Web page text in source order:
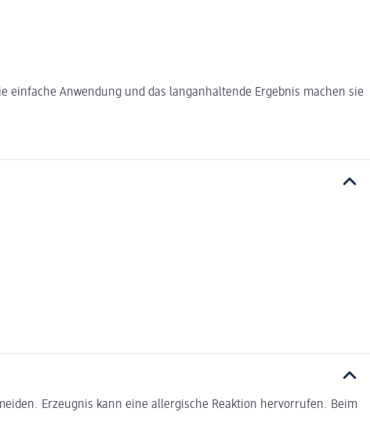
einfache Anwendung und das langanhaltende Ergebnis machen sie
Erzeugnis kann eine allergische Reaktion hervorrufen. Beim